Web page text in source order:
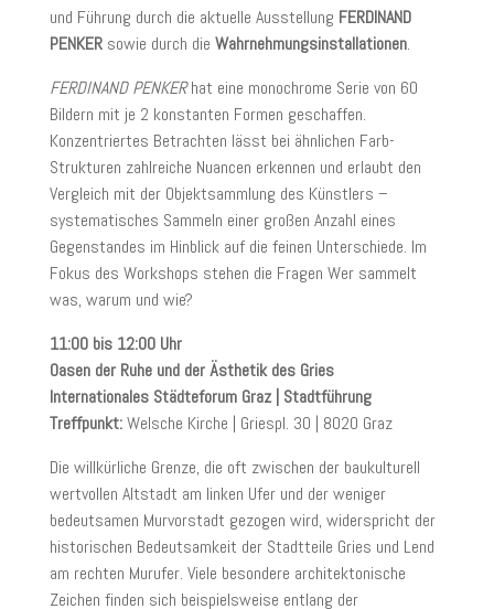
und Führung durch die aktuelle Ausstellung FERDINAND
PENKERsowie durch die Wahrnehmungsinstallationen.
FERDINAND PENKERhat eine monochrome Serie von 60
Bildern mit je 2 konstanten Formen geschaffen.
Konzentriertes Betrachten lässt bei ähnlichen Farb-
Strukturen zahlreiche Nuancen erkennen und erlaubt den
Vergleich mit der Objektsammlung des Künstlers –
systematisches Sammeln einer großen Anzahl eines
Gegenstandes im Hinblick auf die feinen Unterschiede. Im
Fokus des Workshops stehen die Fragen Wer sammelt
was, warum und wie?
11:00 bis 12:00 Uhr
Oasen der Ruhe und der Ästhetik des Gries
Internationales Städteforum Graz | Stadtführung
Treffpunkt:Welsche Kirche | Griespl. 30 | 8020 Graz
Die willkürliche Grenze, die oft zwischen der baukulturell
wertvollen Altstadt am linken Ufer und der weniger
bedeutsamen Murvorstadt gezogen wird, widerspricht der
historischen Bedeutsamkeit der Stadtteile Gries und Lend
am rechten Murufer. Viele besondere architektonische
Zeichen finden sich beispielsweise entlang der